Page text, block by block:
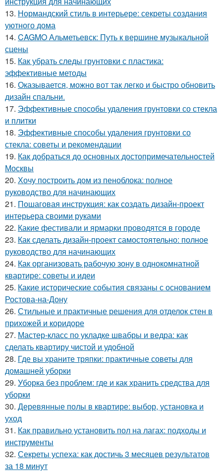
13. Нормандский стиль в интерьере: секреты создания
уютного дома
14. CAGMO Альметьевск: Путь к вершине музыкальной
сцены
15. Как убрать следы грунтовки с пластика:
эффективные методы
16. Оказывается, можно вот так легко и быстро обновить
дизайн спальни.
17. Эффективные способы удаления грунтовки со стекла
и плитки
18. Эффективные способы удаления грунтовки со
стекла: советы и рекомендации
19. Как добраться до основных достопримечательностей
Москвы
20. Хочу построить дом из пеноблока: полное
руководство для начинающих
21. Пошаговая инструкция: как создать дизайн-проект
интерьера своими руками
22. Какие фестивали и ярмарки проводятся в городе
23. Как сделать дизайн-проект самостоятельно: полное
руководство для начинающих
24. Как организовать рабочую зону в однокомнатной
квартире: советы и идеи
25. Какие исторические события связаны с основанием
Ростова-на-Дону
26. Стильные и практичные решения для отделок стен в
прихожей и коридоре
27. Мастер-класс по укладке швабры и ведра: как
сделать квартиру чистой и удобной
28. Где вы храните тряпки: практичные советы для
домашней уборки
29. Уборка без проблем: где и как хранить средства для
уборки
30. Деревянные полы в квартире: выбор, установка и
уход
31. Как правильно установить пол на лагах: подходы и
инструменты
32. Секреты успеха: как достичь 3 месяцев результатов
за 18 минут